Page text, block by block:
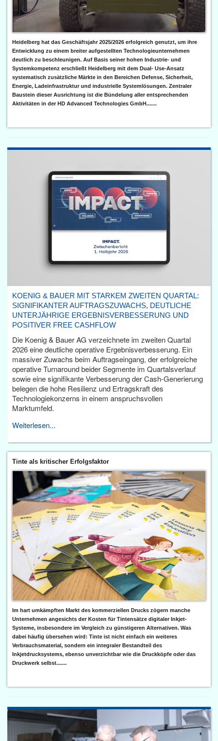
Heidelberg hat das Geschäftsjahr 2025/2026 erfolgreich genutzt, um ihre
Entwicklung zu einem breiter aufgestellten Technologieunternehmen
deutlich zu beschleunigen. Auf Basis seiner hohen Industrie- und
Systemkompetenz erschließt Heidelberg mit dem Dual- Use-Ansatz
systematisch zusätzliche Märkte in den Bereichen Defense, Sicherheit,
Energie, Ladeinfrastruktur und industrielle Systemlösungen. Zentraler
Baustein dieser Ausrichtung ist die Bündelung aller entsprechenden
Aktivitäten in der HD Advanced Technologies GmbH.......
KOENIG & BAUER MIT STARKEM ZWEITEN QUARTAL:
SIGNIFIKANTER AUFTRAGSZUWACHS, DEUTLICHE
UNTERJÄHRIGE ERGEBNISVERBESSERUNG UND
POSITIVER FREE CASHFLOW
Die Koenig & Bauer AG verzeichnete im zweiten Quartal
2026 eine deutliche operative Ergebnisverbesserung. Ein
massiver Zuwachs beim Auftragseingang, der erfolgreiche
operative Turnaround beider Segmente im Quartalsverlauf
sowie eine signifikante Verbesserung der Cash-Generierung
belegen die hohe Resilienz und Ertragskraft des
Technologiekonzerns in einem anspruchsvollen
Marktumfeld.
Weiterlesen...
Tinte als kritischer Erfolgsfaktor
Im hart umkämpften Markt des kommerziellen Drucks zögern manche
Unternehmen angesichts der Kosten für Tintensätze digitaler Inkjet-
Systeme, insbesondere im Vergleich zu günstigeren Alternativen. Was
dabei häufig übersehen wird: Tinte ist nicht einfach ein weiteres
Verbrauchsmaterial, sondern ein integraler Bestandteil des
Inkjetdrucksystems, ebenso unverzichtbar wie die Druckköpfe oder das
Druckwerk selbst.......